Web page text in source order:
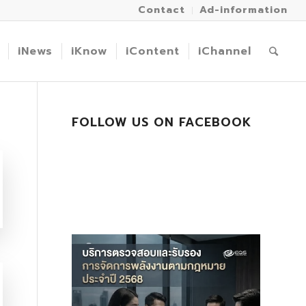
Contact Ad-information
iNews iKnow iContent iChannel
FOLLOW US ON FACEBOOK